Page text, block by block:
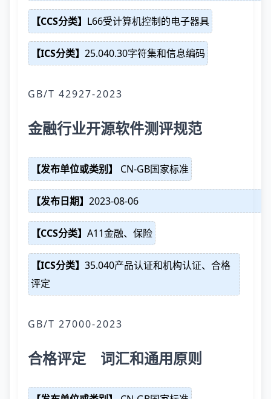
【CCS分类】 L66受计算机控制的电子器具
【ICS分类】 25.040.30字符集和信息编码
GB/T 42927-2023
金融行业开源软件测评规范
【发布单位或类别】 CN-GB国家标准
【发布日期】 2023-08-06
【CCS分类】 A11金融、保险
【ICS分类】 35.040产品认证和机构认证、合格
评定
GB/T 27000-2023
合格评定 词汇和通用原则